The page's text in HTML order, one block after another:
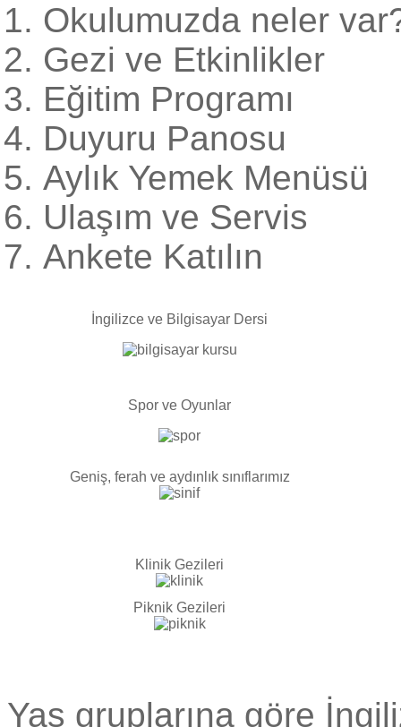
Okulumuzda neler
Gezi ve Etkinlikler
Eğitim Programı
Duyuru Panosu
Aylık Yemek Menüsü
Ulaşım ve Servis
Ankete Katılın
İngilizce ve Bilgisayar Dersi
Spor ve Oyunlar
Geniş, ferah ve aydınlık sınıflarımız
Klinik Gezileri
Piknik Gezileri
Yaş gruplarına göre